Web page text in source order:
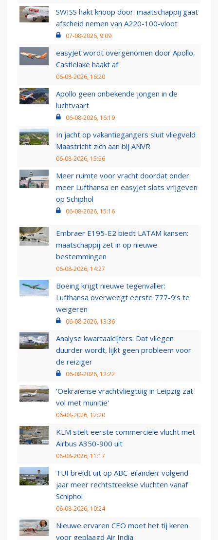
SWISS hakt knoop door: maatschappij gaat
afscheid nemen van A220-100-vloot
07-08-2026, 9:09
easyJet wordt overgenomen door Apollo,
Castlelake haakt af
06-08-2026, 16:20
Apollo geen onbekende jongen in de
luchtvaart
06-08-2026, 16:19
In jacht op vakantiegangers sluit vliegveld
Maastricht zich aan bij ANVR
06-08-2026, 15:56
Meer ruimte voor vracht doordat onder
meer Lufthansa en easyJet slots vrijgeven
op Schiphol
06-08-2026, 15:16
Embraer E195-E2 biedt LATAM kansen:
maatschappij zet in op nieuwe
bestemmingen
06-08-2026, 14:27
Boeing krijgt nieuwe tegenvaller:
Lufthansa overweegt eerste 777-9’s te
weigeren
06-08-2026, 13:36
Analyse kwartaalcijfers: Dat vliegen
duurder wordt, lijkt geen probleem voor
de reiziger
06-08-2026, 12:22
'Oekraïense vrachtvliegtuig in Leipzig zat
vol met munitie'
06-08-2026, 12:20
KLM stelt eerste commerciële vlucht met
Airbus A350-900 uit
06-08-2026, 11:17
TUI breidt uit op ABC-eilanden: volgend
jaar meer rechtstreekse vluchten vanaf
Schiphol
06-08-2026, 10:24
Nieuwe ervaren CEO moet het tij keren
voor geplaagd Air India